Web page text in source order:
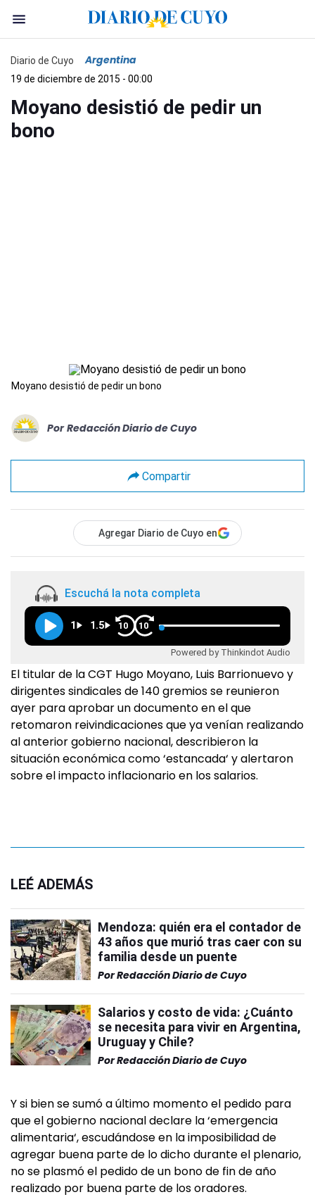
Diario de Cuyo Argentina
19 de diciembre de 2015 - 00:00
Moyano desistió de pedir un
bono
Moyano desistió de pedir un bono
Por Redacción Diario de Cuyo
Compartir
Agregar Diario de Cuyo en
Escuchá la nota completa
1 1.5 10 10
Powered by Thinkindot Audio
El titular de la CGT Hugo Moyano, Luis Barrionuevo y
dirigentes sindicales de 140 gremios se reunieron
ayer para aprobar un documento en el que
retomaron reivindicaciones que ya venían realizando
al anterior gobierno nacional, describieron la
situación económica como ‘estancada‘ y alertaron
sobre el impacto inflacionario en los salarios.
LEÉ ADEMÁS
Mendoza: quién era el contador de
43 años que murió tras caer con su
familia desde un puente
PorRedacción Diario de Cuyo
Salarios y costo de vida: ¿Cuánto
se necesita para vivir en Argentina,
Uruguay y Chile?
PorRedacción Diario de Cuyo
Y si bien se sumó a último momento el pedido para
que el gobierno nacional declare la ‘emergencia
alimentaria‘, escudándose en la imposibilidad de
agregar buena parte de lo dicho durante el plenario,
no se plasmó el pedido de un bono de fin de año
realizado por buena parte de los oradores.